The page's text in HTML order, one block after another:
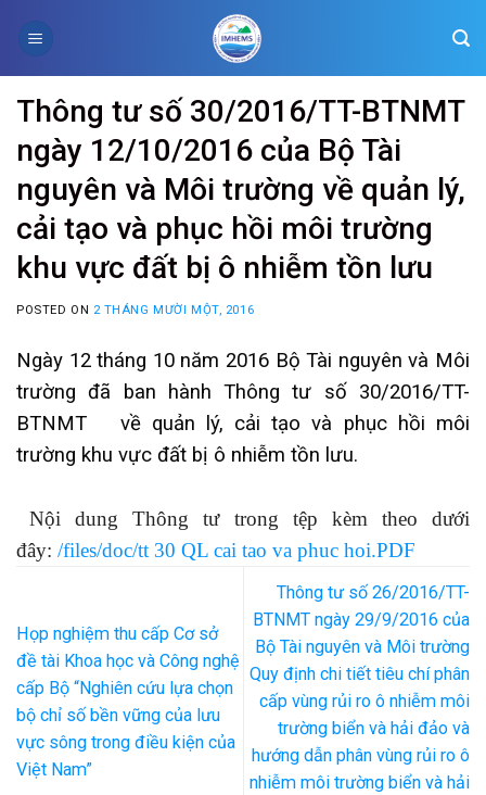
Thông tư số 30/2016/TT-BTNMT
ngày 12/10/2016 của Bộ Tài
nguyên và Môi trường về quản lý,
cải tạo và phục hồi môi trường
khu vực đất bị ô nhiễm tồn lưu
POSTED ON 2 THÁNG MƯỜI MỘT, 2016
Ngày 12 tháng 10 năm 2016 Bộ Tài nguyên và Môi
trường đã ban hànhThông tư số 30/2016/TT-
BTNMT về quản lý, cải tạo và phục hồi môi
trường khu vực đất bị ô nhiễm tồn lưu.
Nội dung Thông tư trong tệp kèm theo dưới
đây: /files/doc/tt 30 QL cai tao va phuc hoi.PDF
Họp nghiệm thu cấp Cơ sở
đề tài Khoa học và Công nghệ
cấp Bộ “Nghiên cứu lựa chọn
bộ chỉ số bền vững của lưu
vực sông trong điều kiện của
Việt Nam”
Thông tư số 26/2016/TT-
BTNMT ngày 29/9/2016 của
Bộ Tài nguyên và Môi trường
Quy định chi tiết tiêu chí phân
cấp vùng rủi ro ô nhiễm môi
trường biển và hải đảo và
hướng dẫn phân vùng rủi ro ô
nhiễm môi trường biển và hải